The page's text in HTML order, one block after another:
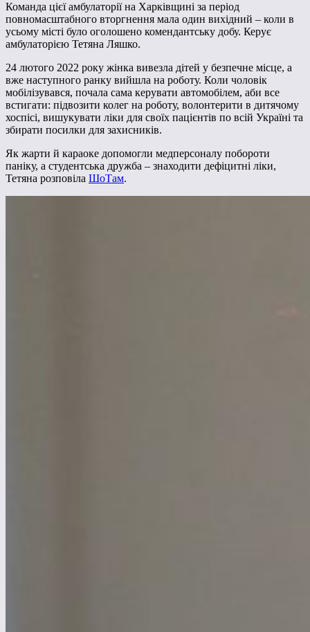
Команда цієї амбулаторії на Харківщині за період
повномасштабного вторгнення мала один вихідний – коли в
усьому місті було оголошено комендантську добу. Керує
амбулаторією Тетяна Ляшко.
24 лютого 2022 року жінка вивезла дітей у безпечне місце, а
вже наступного ранку вийшла на роботу. Коли чоловік
мобілізувався, почала сама керувати автомобілем, аби все
встигати: підвозити колег на роботу, волонтерити в дитячому
хоспісі, вишукувати ліки для своїх пацієнтів по всій Україні та
збирати посилки для захисників.
Як жарти й караоке допомогли медперсоналу побороти
паніку, а студентська дружба – знаходити дефіцитні ліки,
Тетяна розповіла ШоТам.